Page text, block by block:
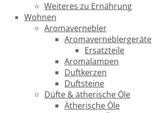
Weiteres zu Ernährung
Wohnen
Aromavernebler
Aromaverneblergeräte
Ersatzteile
Aromalampen
Duftkerzen
Duftsteine
Düfte & ätherische Öle
Ätherische Öle